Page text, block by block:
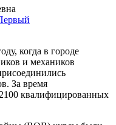
когда в городе
и механиков
За время
квалифицированных